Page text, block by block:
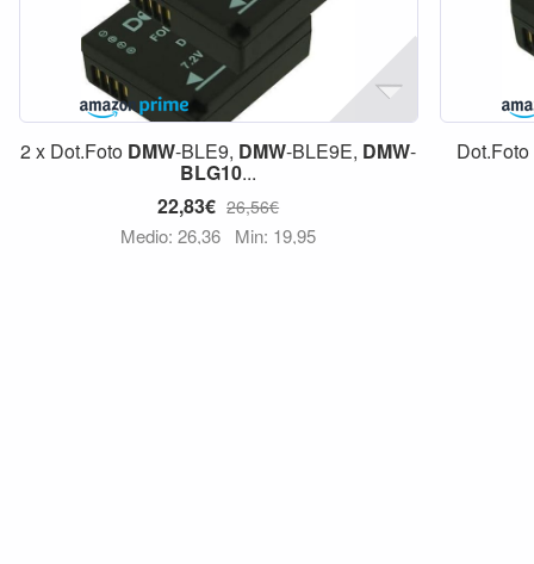
2 x Dot.Foto DMW-BLE9, DMW-BLE9E, DMW-
BLG10...
22,83€ 26,56€
Medio: 26,36 Min: 19,95
Dot.Foto